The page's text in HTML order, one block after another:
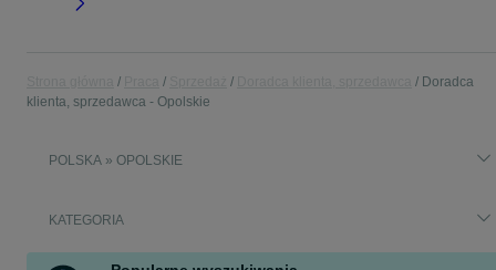
Doradca
klienta, sprzedawca - Opolskie
POLSKA » OPOLSKIE
KATEGORIA